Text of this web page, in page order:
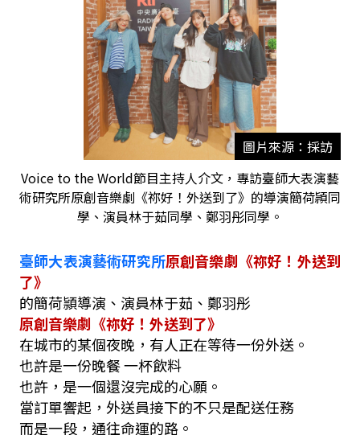
圖片來源：採訪
Voice to the World節目主持人介文，專訪臺師大表演藝
術研究所原創音樂劇《祢好！外送到了》的導演簡荷頴同
學、演員林于茹同學、鄭羽彤同學。
臺師大表演藝術研究所原創音樂劇《祢好！外送到
了》
的簡荷頴導演、演員林于茹、鄭羽彤
原創音樂劇《祢好！外送到了》
在城市的某個夜晚，有人正在等待一份外送。
也許是一份晚餐 一杯飲料
也許，是一個還沒完成的心願。
當訂單響起，外送員接下的不只是配送任務
而是一段，通往命運的路。